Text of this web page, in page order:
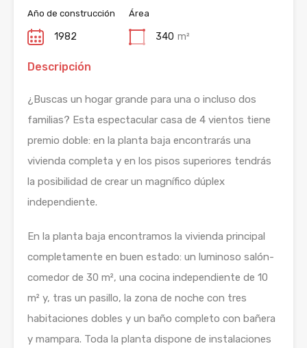
Año de construcción
1982
Área
340 m²
Descripción
¿Buscas un hogar grande para una o incluso dos
familias? Esta espectacular casa de 4 vientos tiene
premio doble: en la planta baja encontrarás una
vivienda completa y en los pisos superiores tendrás
la posibilidad de crear un magnífico dúplex
independiente.
En la planta baja encontramos la vivienda principal
completamente en buen estado: un luminoso salón-
comedor de 30 m², una cocina independiente de 10
m² y, tras un pasillo, la zona de noche con tres
habitaciones dobles y un baño completo con bañera
y mampara. Toda la planta dispone de instalaciones